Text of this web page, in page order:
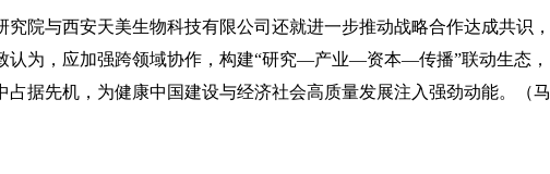
与西安天美生物科技有限公司还就进一步推动战略合作达成共识，
认为，应加强跨领域协作，构建“研究—产业—资本—传播”联动生态，
据先机，为健康中国建设与经济社会高质量发展注入强劲动能。（马